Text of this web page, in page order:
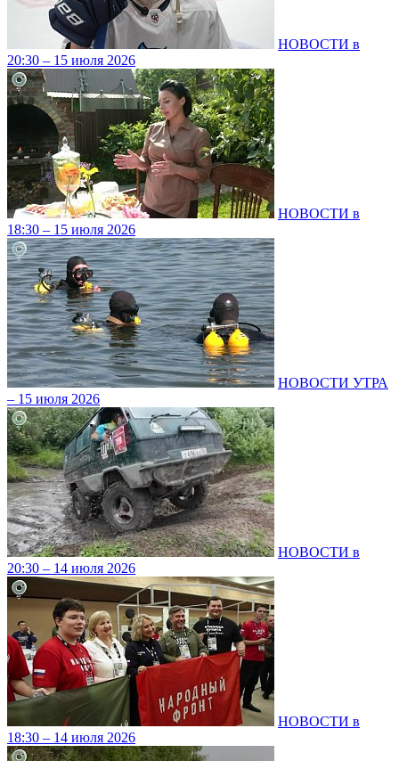
НОВОСТИ в
20:30 – 15 июля 2026
НОВОСТИ в
18:30 – 15 июля 2026
НОВОСТИ УТРА
– 15 июля 2026
НОВОСТИ в
20:30 – 14 июля 2026
НОВОСТИ в
18:30 – 14 июля 2026